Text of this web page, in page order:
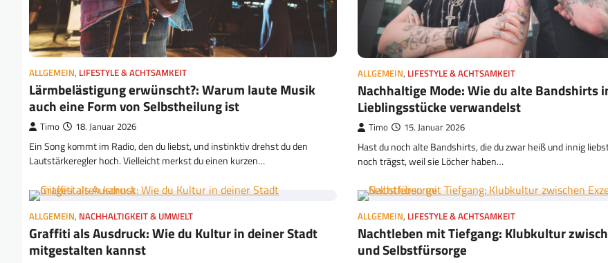
ALLGEMEIN, LIFESTYLE & ACHTSAMKEIT
Lärmbelästigung erwünscht?: Warum laute Musik
auch eine Form von Selbstheilung ist
Timo 18. Januar 2026
Ein Song kommt im Radio, den du liebst, und instinktiv drehst du den
Lautstärkeregler hoch. Vielleicht merkst du einen kurzen…
ALLGEMEIN, LIFESTYLE & ACHTSAMKEIT
Nachhaltige Mode: Wie du alte Bandshirts
Lieblingsstücke verwandelst
Timo 15. Januar 2026
Hast du noch alte Bandshirts, die du zwar heiß und innig
noch trägst, weil sie Löcher haben…
ALLGEMEIN, NACHHALTIGKEIT & UMWELT
Graffiti als Ausdruck: Wie du Kultur in deiner Stadt
mitgestalten kannst
ALLGEMEIN, LIFESTYLE & ACHTSAMKEIT
Nachtleben mit Tiefgang: Klubkultur
und Selbstfürsorge